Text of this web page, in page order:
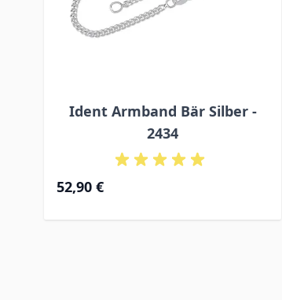
Ident Armband Bär Silber -
2434
52,90 €